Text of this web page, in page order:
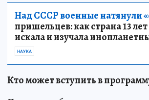
Над СССР военные натянули
пришельцев: как страна 13
искала и изучала
НАУКА
Кто может вступить в